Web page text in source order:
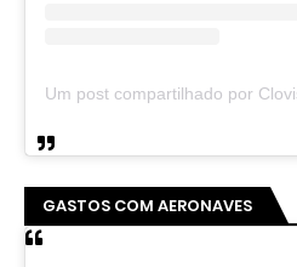
GASTOS COM AERONAVES